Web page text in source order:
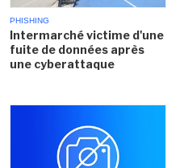
PHISHING
Intermarché victime d'une
fuite de données après
une cyberattaque